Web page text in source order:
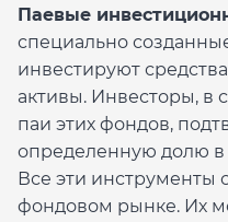
Паевые
специально
инвестируют
активы. Инвесторы, в
паи этих фондов,
определенную долю в
Все эти инструменты
фондовом рынке. Их